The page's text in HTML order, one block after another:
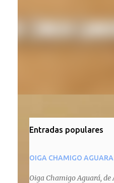
Entradas populares
OIGA CHAMIGO AGUARA
Oiga Chamigo Aguará, de